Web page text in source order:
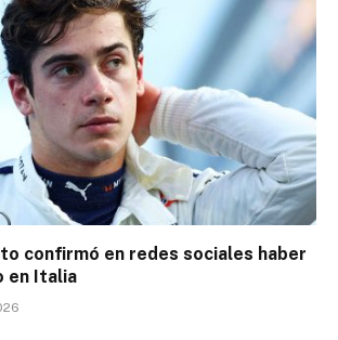
confirmó en redes sociales haber
en Italia